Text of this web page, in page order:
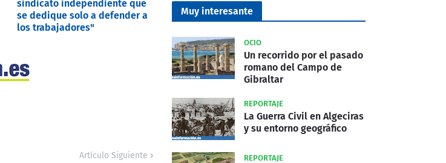
sindicato independiente que
se dedique solo a defender a
los trabajadores"
Artículo Siguiente
Muy interesante
OCIO
Un recorrido por el pasado
romano del Campo de
Gibraltar
REPORTAJE
La Guerra Civil en Algeciras
y su entorno geográfico
REPORTAJE